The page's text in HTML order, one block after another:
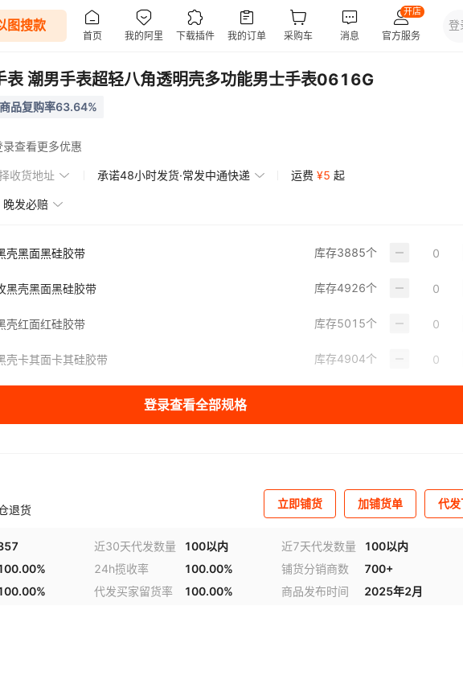
表 潮男手表超轻八角透明壳多功能男士手表0616G
商品复购率63.64%
录查看更多优惠
收货地址 承诺48小时发货·常发中通快递 运费 ¥5 起
晚发必赔
壳黑面黑硅胶带 库存3885个
黑壳黑面黑硅胶带 库存4926个
壳红面红硅胶带 库存5015个
壳卡其面卡其硅胶带 库存4904个
登录查看全部规格
退货 立即铺货 加铺货单 代
近30天代发数量 100以内 近7天代发数量
100以内
24h揽收率 100.00% 铺货分销商数
700+
代发买家留货率 100.00% 商品发布时间 2025年2月